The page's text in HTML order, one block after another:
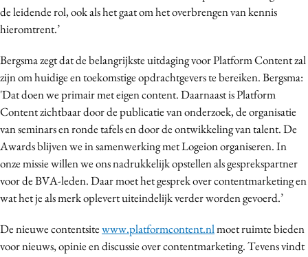
PR
Programmatic
Reputatie & crisis
de leidende rol, ook als het gaat om het overbrengen van kennis
hieromtrent.’
Bergsma zegt dat de belangrijkste uitdaging voor Platform Content zal
zijn om huidige en toekomstige opdrachtgevers te bereiken. Bergsma:
'Dat doen we primair met eigen content. Daarnaast is Platform
Content zichtbaar door de publicatie van onderzoek, de organisatie
van seminars en ronde tafels en door de ontwikkeling van talent. De
Awards blijven we in samenwerking met Logeion organiseren. In
onze missie willen we ons nadrukkelijk opstellen als gesprekspartner
voor de BVA-leden. Daar moet het gesprek over contentmarketing en
wat het je als merk oplevert uiteindelijk verder worden gevoerd.’
De nieuwe contentsitewww.platformcontent.nlmoet ruimte bieden
voor nieuws, opinie en discussie over contentmarketing. Tevens vindt